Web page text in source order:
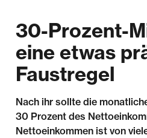
30-Prozent-
eine etwas
Faustregel
Nach ihr sollte die
30 Prozent des
Nettoeinkommen ist von